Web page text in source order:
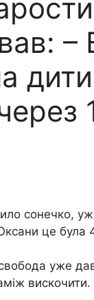
–
сонечко,
це була
уже
вискочити.